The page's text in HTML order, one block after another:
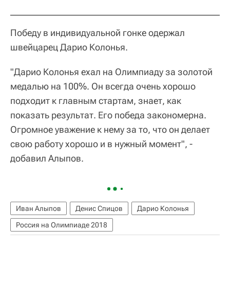
Победу в индивидуальной гонке одержал
швейцарец Дарио Колонья.
"Дарио Колонья ехал на Олимпиаду за золотой
медалью на 100%. Он всегда очень хорошо
подходит к главным стартам, знает, как
показать результат. Его победа закономерна.
Огромное уважение к нему за то, что он делает
свою работу хорошо и в нужный момент", -
добавил Алыпов.
Иван Алыпов Денис Спицов
Дарио Колонья
Россия на Олимпиаде 2018